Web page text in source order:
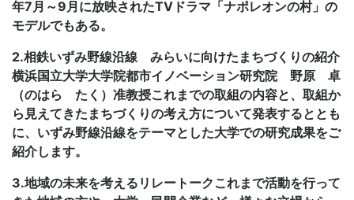
年7月～9月に放映されたTVドラマ「ナポレオンの村」の
モデルでもある。
2.相鉄いずみ野線沿線 みらいに向けたまちづくりの紹介
横浜国立大学大学院都市イノベーション研究院 野原 卓
（のはら たく）准教授これまでの取組の内容と、取組か
ら見えてきたまちづくりの考え方について発表するととも
に、いずみ野線沿線をテーマとした大学での研究成果をご
紹介します。
3.地域の未来を考えるリレートークこれまで活動を行って